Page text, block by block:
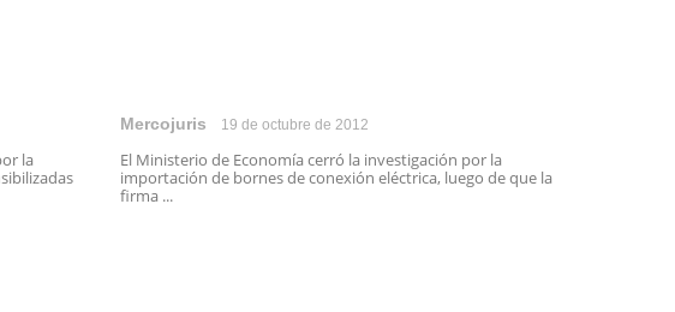
la
Mercojuris 19 de octubre de 2012
El Ministerio de Economía cerró la investigación por la
importación de bornes de conexión eléctrica, luego de que la
firma ...